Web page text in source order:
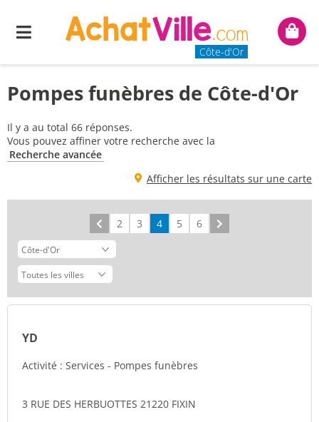
Menu
Côte-d'Or
Mon
Pompes funèbres de Côte-d'Or
Il y a au total 66 réponses.
Vous pouvez affiner votre recherche avec la
Recherche avancée
Afficher les résultats sur une carte
Précédent
2 3 4 5 6
YD
Activité : Services - Pompes funèbres
3 RUE DES HERBUOTTES 21220 FIXIN